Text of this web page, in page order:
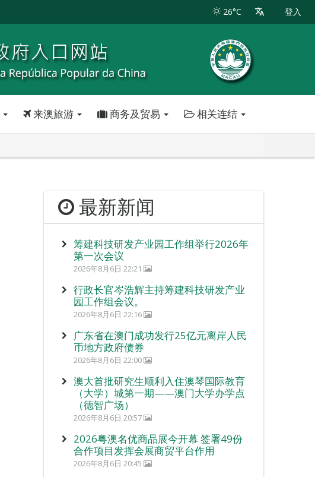
26°C 登入
来澳旅游 商务及贸易 相关连结
最新新闻
筹建科技研发产业园工作组举行2026年
第一次会议
2026年8月6日 22:21
行政长官岑浩辉主持筹建科技研发产业
园工作组会议。
2026年8月6日 22:16
广东省在澳门成功发行25亿元离岸人民
币地方政府债券
2026年8月6日 22:00
澳大首批研究生顺利入住澳琴国际教育
（大学）城第一期——澳门大学办学点
（德智广场）
2026年8月6日 20:57
2026粤澳名优商品展今开幕 签署49份
合作项目发挥会展商贸平台作用
2026年8月6日 20:45